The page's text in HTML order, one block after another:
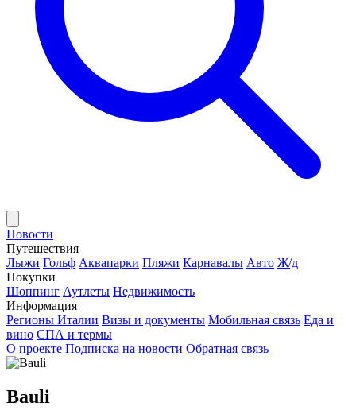
Новости
Путешествия
Лыжи Гольф Аквапарки Пляжи Карнавалы Авто Ж/д
Покупки
Шоппинг Аутлеты Недвижимость
Информация
Регионы Италии Визы и документы Мобильная связь Еда и
вино СПА и термы
О проекте Подписка на новости Обратная связь
Bauli